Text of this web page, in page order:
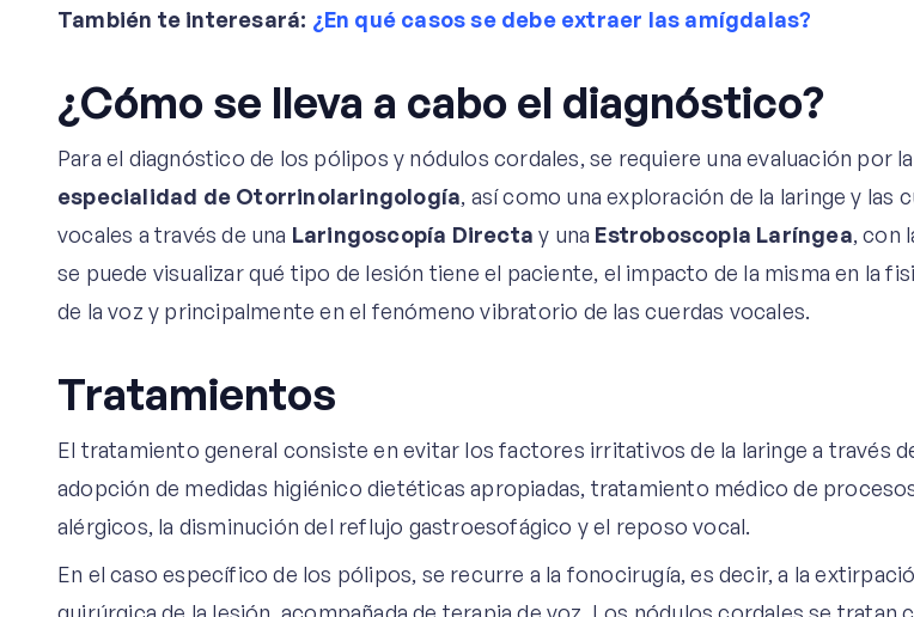
También te interesará: ¿En qué casos se debe extraer las amígdalas?
¿Cómo se lleva a cabo el diagnóstico?
Para el diagnóstico de los pólipos y nódulos cordales, se requiere una evaluación por la
especialidad de Otorrinolaringología, así como una exploración de la laringe y las
vocales a través de una Laringoscopía Directa y una Estroboscopia Laríngea, con
se puede visualizar qué tipo de lesión tiene el paciente, el impacto de la misma en la
de la voz y principalmente en el fenómeno vibratorio de las cuerdas vocales.
Tratamientos
El tratamiento general consiste en evitar los factores irritativos de la laringe a través
adopción de medidas higiénico dietéticas apropiadas, tratamiento médico de
alérgicos, la disminución del reflujo gastroesofágico y el reposo vocal.
En el caso específico de los pólipos, se recurre a la fonocirugía, es decir, a la